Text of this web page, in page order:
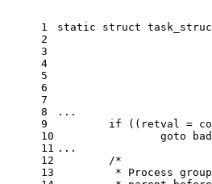
1
2
3
4
5
6
7
8
9
10
11
12
13
static struct
...
if ((retval =
goto
...
/*
* Process